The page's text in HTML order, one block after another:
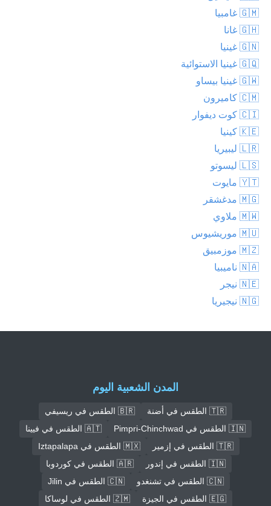
🇬🇲 غامبيا
🇬🇭 غانا
🇬🇳 غينيا
🇬🇶 غينيا الاستوائية
🇬🇼 غينيا بيساو
🇨🇲 كاميرون
🇨🇮 كوت ديفوار
🇰🇪 كينيا
🇱🇷 ليبيريا
🇱🇸 ليسوتو
🇾🇹 مايوت
🇲🇬 مدغشقر
🇲🇼 ملاوي
🇲🇺 موريشيوس
🇲🇿 موزمبيق
🇳🇦 ناميبيا
🇳🇪 نيجر
🇳🇬 نيجيريا
المدن الشعبية اليوم
🇹🇷 الطقس في أضنة
🇧🇷 الطقس في ريسيفي
🇮🇳 الطقس في Pimpri-Chinchwad
🇦🇹 الطقس في فيينا
🇹🇷 الطقس في إزمير
🇲🇽 الطقس في Iztapalapa
🇮🇳 الطقس في إندور
🇦🇷 الطقس في كوردوبا
🇨🇳 الطقس في تشنغدو
🇨🇳 الطقس في Jilin
🇪🇬 الطقس في الجيزة
🇿🇲 الطقس في لوساكا